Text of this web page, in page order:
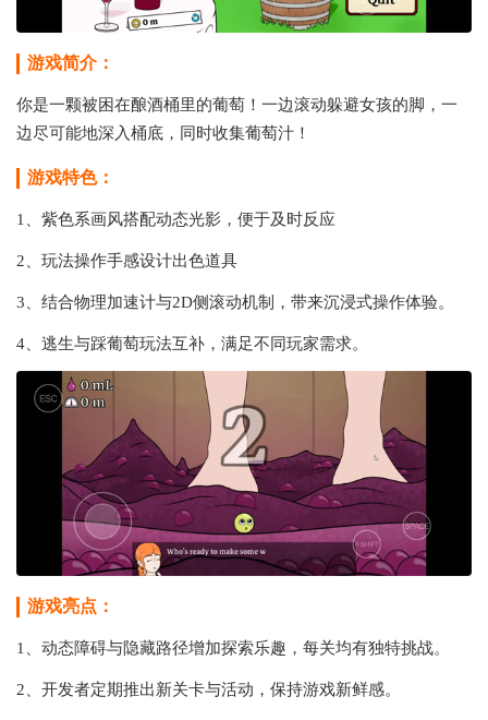
游戏简介：
你是一颗被困在酿酒桶里的葡萄！一边滚动躲避女孩的脚，一
边尽可能地深入桶底，同时收集葡萄汁！
游戏特色：
1、紫色系画风搭配动态光影，便于及时反应
2、玩法操作手感设计出色道具
3、结合物理加速计与2D侧滚动机制，带来沉浸式操作体验。
4、逃生与踩葡萄玩法互补，满足不同玩家需求。
游戏亮点：
1、动态障碍与隐藏路径增加探索乐趣，每关均有独特挑战。
2、开发者定期推出新关卡与活动，保持游戏新鲜感。